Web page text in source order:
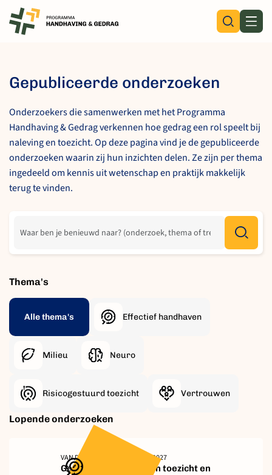
content
Gepubliceerde onderzoeken
Onderzoekers die samenwerken met het Programma
Handhaving & Gedrag verkennen hoe gedrag een rol speelt bij
naleving en toezicht. Op deze pagina vind je de gepubliceerde
onderzoeken waarin zij hun inzichten delen. Ze zijn per thema
ingedeeld om kennis uit wetenschap en praktijk makkelijk
terug te vinden.
Thema's
Alle thema's Effectief handhaven
Milieu Neuro
Risicogestuurd toezicht Vertrouwen
Lopende onderzoeken
VAN DE VEN, DE GRAAF, PALEY, 2027
Gedragsinterventies in toezicht en